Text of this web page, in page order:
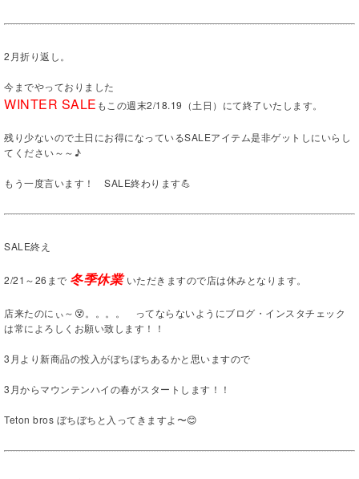
2月折り返し。
今までやっておりました
WINTER SALE もこの週末2/18.19（土日）にて終了いたします。
残り少ないので土日にお得になっているSALEアイテム是非ゲットしにいらし
てください～～♪
もう一度言います！ SALE終わります💪
SALE終え
2/21～26まで 冬季休業いただきますので店は休みとなります。
店来たのにぃ～😵。。。。 ってならないようにブログ・インスタチェック
は常によろしくお願い致します！！
3月より新商品の投入がぼちぼちあるかと思いますので
3月からマウンテンハイの春がスタートします！！
Teton bros ぼちぼちと入ってきますよ〜😊